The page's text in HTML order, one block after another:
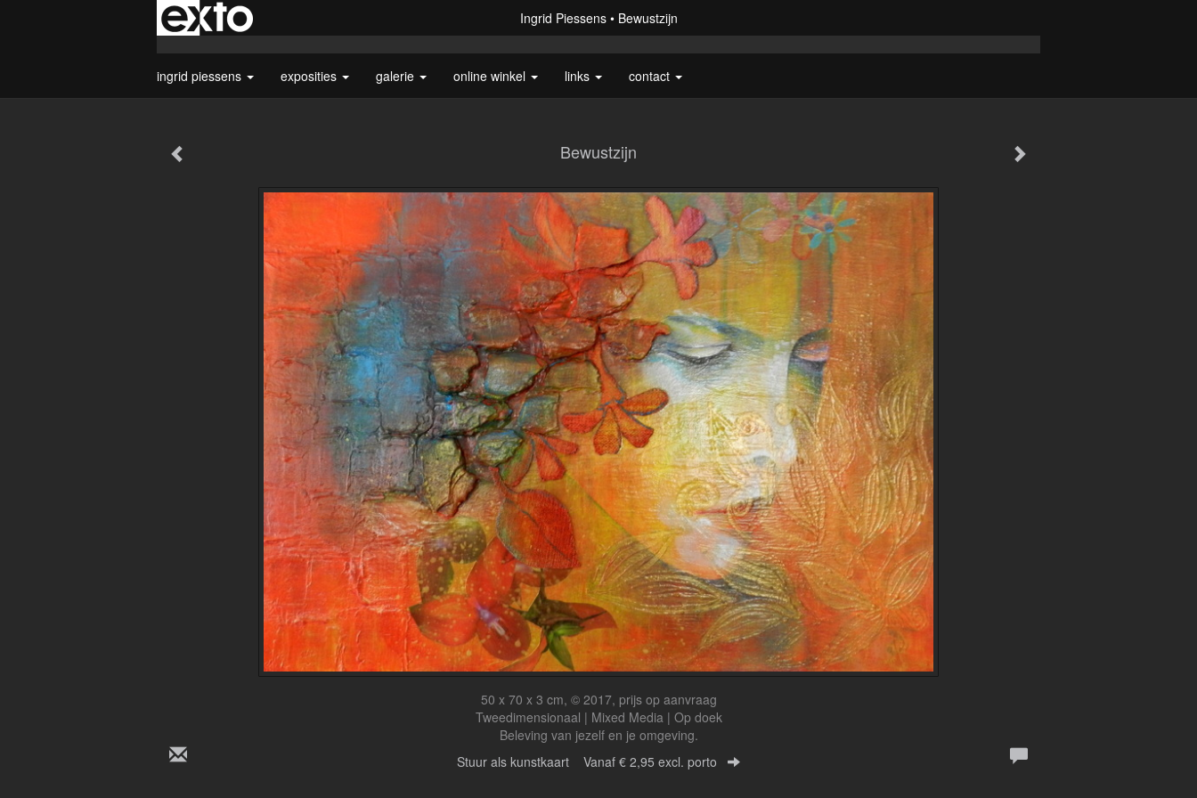
Ingrid Piessens Bewustzijn
ingrid piessens exposities galerie online winkel links contact
Bewustzijn
50 x 70 x 3 cm, © 2017, prijs op aanvraag
Tweedimensionaal | Mixed Media | Op doek
Beleving van jezelf en je omgeving.
Stuur als kunstkaart Vanaf € 2,95 excl. porto